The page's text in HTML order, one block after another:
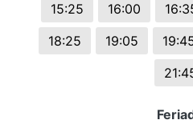
15:25
16:00
18:25
19:05